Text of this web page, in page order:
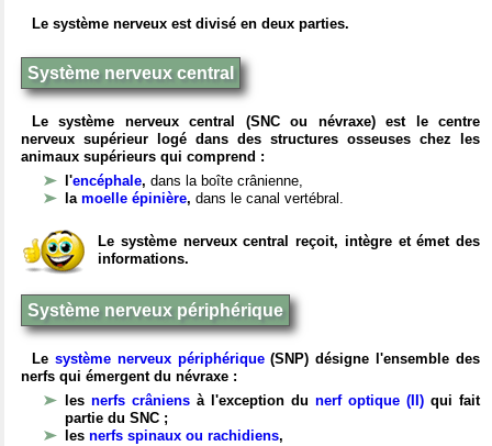
Le système nerveux est divisé en deux parties.
Système nerveux central
Le système nerveux central (SNC ou névraxe) est le centre
nerveux supérieur logé dans des structures osseuses chez les
animaux supérieurs qui comprend :
l'encéphale, dans la boîte crânienne,
la moelle épinière, dans le canal vertébral.
Le système nerveux central reçoit, intègre et émet des
informations.
Système nerveux périphérique
Le système nerveux périphérique(SNP) désigne l'ensemble des
nerfs qui émergent du névraxe :
les nerfs crâniens à l'exception du nerf optique (II) qui fait
partie du SNC ;
les nerfs spinaux ou rachidiens,